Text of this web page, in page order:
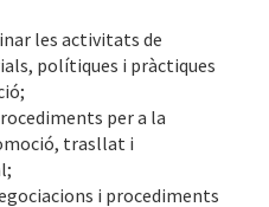
les activitats de
polítiques i pràctiques
per a la
trasllat i
i procediments